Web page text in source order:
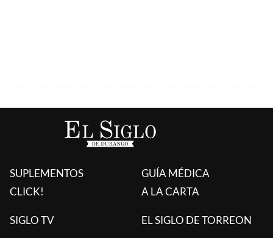
SUPLEMENTOS
CLICK!
GUÍA MÉDICA
A LA CARTA
SIGLO TV EL SIGLO DE TORREON